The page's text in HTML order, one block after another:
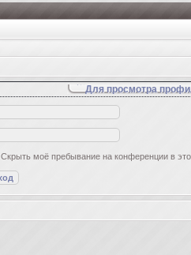
Для просмотра
Скрыть моё пребывание на конференции в